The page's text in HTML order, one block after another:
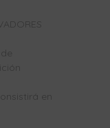
en